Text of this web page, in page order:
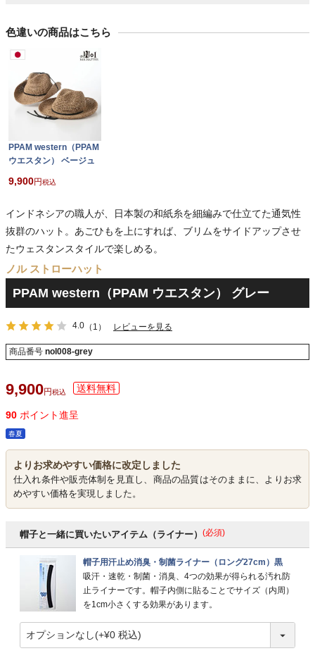
色違いの商品はこちら
PPAM western（PPAM
ウエスタン） ベージュ
9,900 税込
インドネシアの職人が、日本製の和紙糸を細編みで仕立てた通気性
抜群のハット。あごひもを上にすれば、ブリムをサイドアップさせ
たウェスタンスタイルで楽しめる。
ノル ストローハット
PPAM western（PPAM ウエスタン） グレー
4.0 （1） レビューを見る
商品番号 nol008-grey
9,900 税込
90 ポイント進呈
春夏
よりお求めやすい価格に改定しました
仕入れ条件や販売体制を見直し、商品の品質はそのままに、よりお求
めやすい価格を実現しました。
帽子と一緒に買いたいアイテム（ライナー） (必須)
帽子用汗止め消臭・制菌ライナー（ロング27cm）黒
吸汗・速乾・制菌・消臭、4つの効果が得られる汚れ防
止ライナーです。帽子内側に貼ることでサイズ（内周）
を1cm小さくする効果があります。